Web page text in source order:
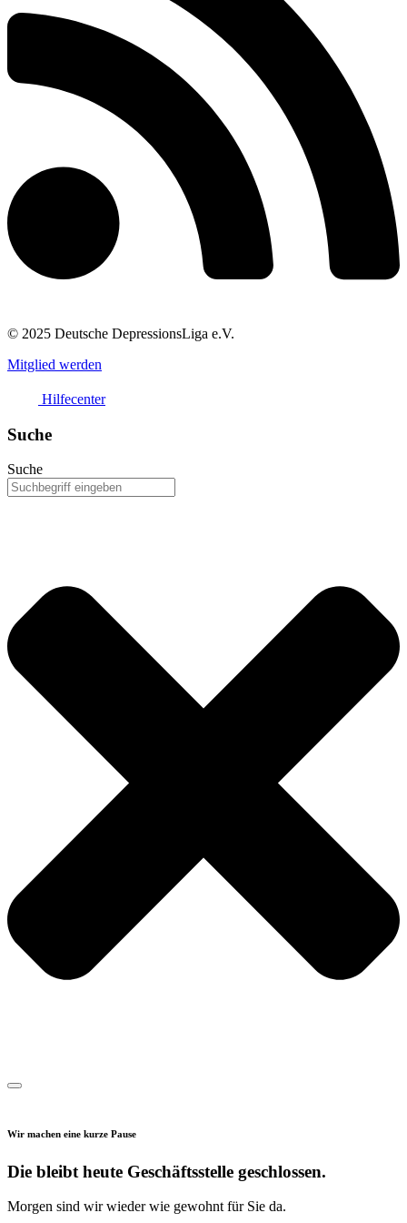
© 2025 Deutsche DepressionsLiga e.V.
Mitglied werden
Hilfecenter
Suche
Suche
Wir machen eine kurze Pause
Die bleibt heute Geschäftsstelle geschlossen.
Morgen sind wir wieder wie gewohnt für Sie da.